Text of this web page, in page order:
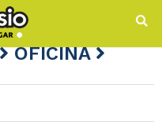
OFICINA